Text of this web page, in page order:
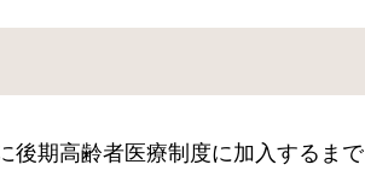
後期高齢者医療制度に加入するまで